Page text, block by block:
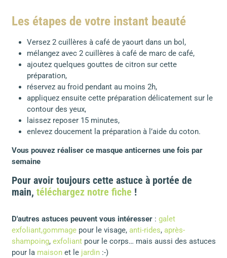
Les étapes de votre instant beauté
Versez 2 cuillères à café de yaourt dans un bol,
mélangez avec 2 cuillères à café de marc de café,
ajoutez quelques gouttes de citron sur cette
préparation,
réservez au froid pendant au moins 2h,
appliquez ensuite cette préparation délicatement sur le
contour des yeux,
laissez reposer 15 minutes,
enlevez doucement la préparation à l’aide du coton.
Vous pouvez réaliser ce masque anticernes une fois par
semaine
Pour avoir toujours cette astuce à portée de
main, téléchargez notre fiche !
D'autres astuces peuvent vous intéresser: galet
exfoliant,gommagepour le visage, anti-rides, après-
shampoing, exfoliantpour le corps… mais aussi des astuces
pour la maisonet le jardin:-)